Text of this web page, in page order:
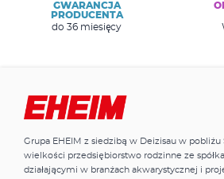
GWARANCJA
PRODUCENTA
do 36 miesięcy
Grupa EHEIM z siedzibą w Deizisau w
wielkości przedsiębiorstwo rodzinne ze
działającymi w branżach akwarystycznej i